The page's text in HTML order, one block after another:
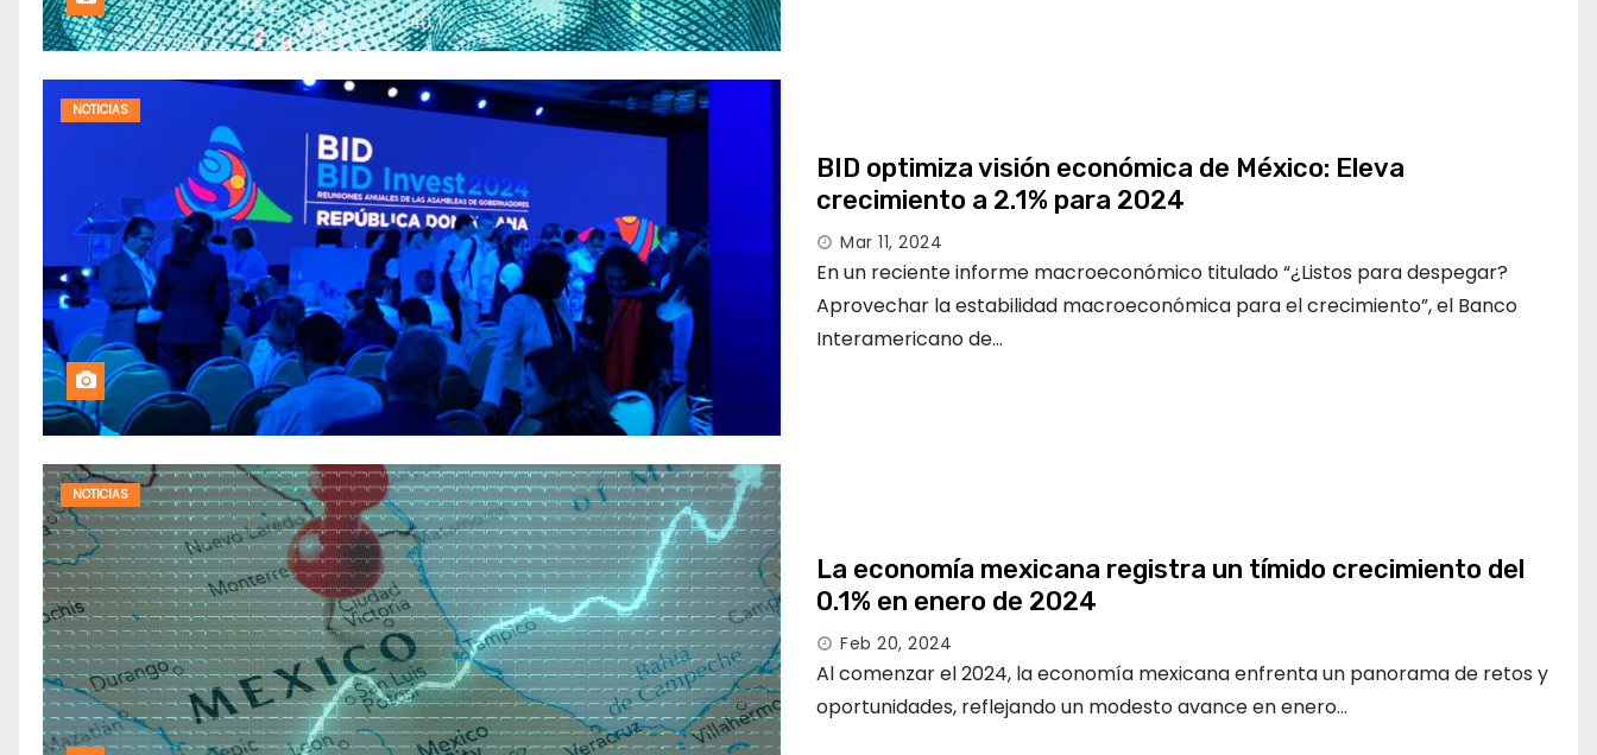
NOTICIAS
BID optimiza visión económica de México: Eleva
crecimiento a 2.1% para 2024
Mar 11, 2024
En un reciente informe macroeconómico titulado “¿Listos para despegar?
Aprovechar la estabilidad macroeconómica para el crecimiento”, el Banco
Interamericano de…
NOTICIAS
La economía mexicana registra un tímido crecimiento del
0.1% en enero de 2024
Feb 20, 2024
Al comenzar el 2024, la economía mexicana enfrenta un panorama de retos y
oportunidades, reflejando un modesto avance en enero…